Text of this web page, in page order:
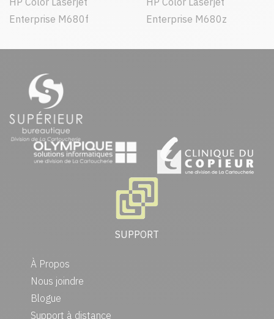
Enterprise M680f
Enterprise M680z
SUPPORT
À Propos
Nous joindre
Blogue
Support à distance